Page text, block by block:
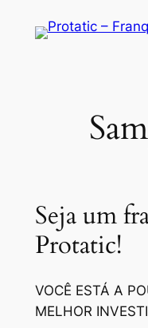
Seja um
Protatic!
VOCÊ ESTÁ A
MELHOR